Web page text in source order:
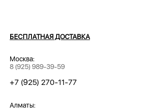
БЕСПЛАТНАЯ ДОСТАВКА
Москва:
8 (925) 989-39-59
+7 (925) 270-11-77
Алматы: